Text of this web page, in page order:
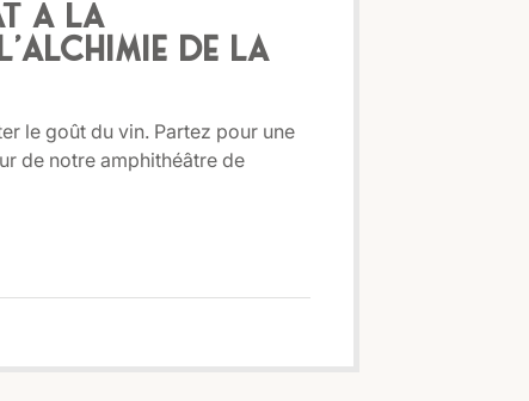
à la
de La
le goût du vin. Partez pour une
de notre amphithéâtre de